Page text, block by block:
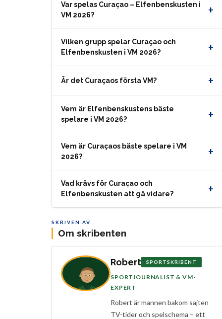
Var spelas Curaçao – Elfenbenskusten i
VM 2026?
+
Vilken grupp spelar Curaçao och
Elfenbenskusten i VM 2026?
+
Är det Curaçaos första VM? +
Vem är Elfenbenskustens bäste
spelare i VM 2026?
+
Vem är Curaçaos bäste spelare i VM
2026?
+
Vad krävs för Curaçao och
Elfenbenskusten att gå vidare?
+
SKRIVEN AV
Om skribenten
Robert SPORTSKRIBENT
SPORTJOURNALIST & VM-
EXPERT
Robert är mannen bakom sajten
TV-tider och spelschema – ett